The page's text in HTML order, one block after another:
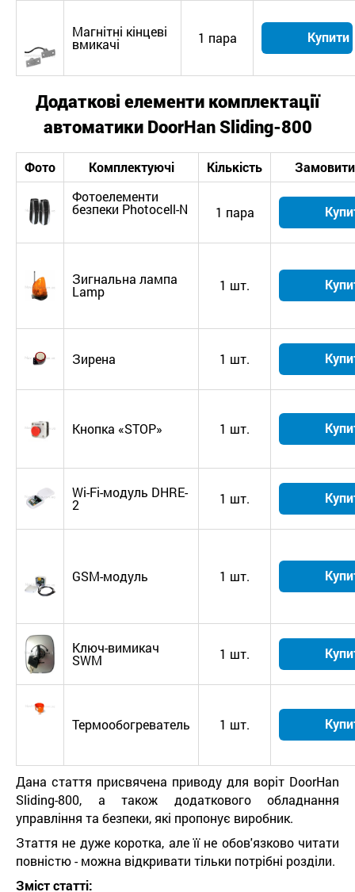
Магнітні кінцеві
вмикачі 1 пара Купити
Додаткові елементи комплектації
автоматики DoorHanSliding-800
Фото Комплектуючі Кількість
Замовити
Фотоелементи
безпеки Photocell-N 1 пара
Зигнальна лампа
Lamp 1 шт.
Зирена 1 шт.
Кнопка «STOP» 1 шт.
Wi-Fi-модуль DHRE-
2 1 шт.
GSM-модуль 1 шт.
Ключ-вимикач
SWM 1 шт.
Термообогреватель 1 шт.
Дана стаття присвячена приводу для воріт DoorHan
Sliding-800, а також додаткового обладнання
управління та безпеки, які пропонує виробник.
Зтаття не дуже коротка, але її не обов'язково читати
повністю - можна відкривати тільки потрібні розділи.
Зміст статті: